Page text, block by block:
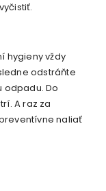
hygieny vždy
odstráňte
odpadu. Do
A raz za
naliať